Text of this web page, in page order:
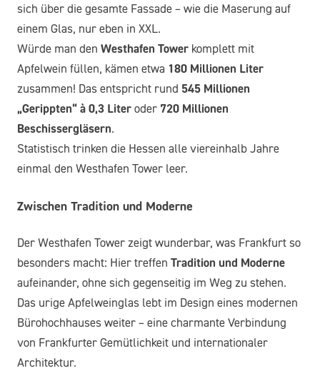
sich über die gesamte Fassade – wie die Maserung auf
einem Glas, nur eben in XXL.
Würde man den Westhafen Tower komplett mit
Apfelwein füllen, kämen etwa 180 Millionen Liter
zusammen! Das entspricht rund 545 Millionen
„Gerippten“ à 0,3 Liter oder 720 Millionen
Beschissergläsern.
Statistisch trinken die Hessen alle viereinhalb Jahre
einmal den Westhafen Tower leer.
Zwischen Tradition und Moderne
Der Westhafen Tower zeigt wunderbar, was Frankfurt so
besonders macht: Hier treffen Tradition und Moderne
aufeinander, ohne sich gegenseitig im Weg zu stehen.
Das urige Apfelweinglas lebt im Design eines modernen
Bürohochhauses weiter – eine charmante Verbindung
von Frankfurter Gemütlichkeit und internationaler
Architektur.